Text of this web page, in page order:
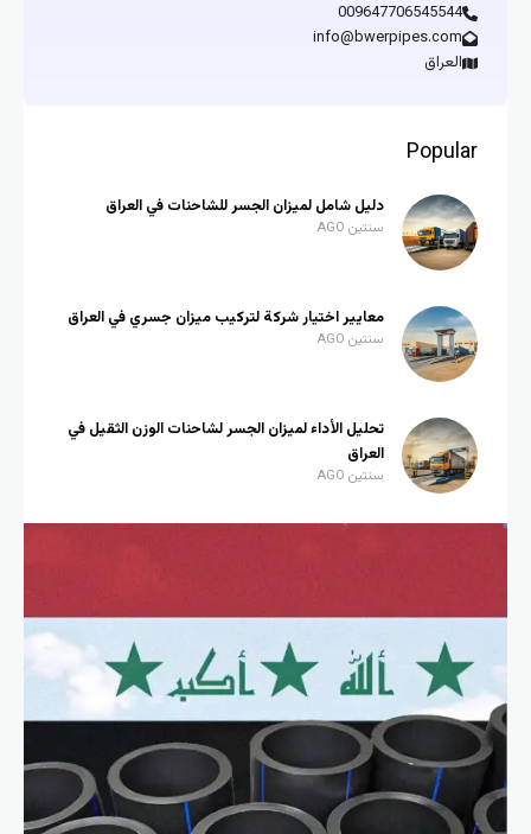
009647706545544
info@bwerpipes.com
العراق
Popular
دليل شامل لميزان الجسر للشاحنات في العراق
سنتين AGO
معايير اختيار شركة لتركيب ميزان جسري في العراق
سنتين AGO
تحليل الأداء لميزان الجسر لشاحنات الوزن الثقيل في
العراق
سنتين AGO